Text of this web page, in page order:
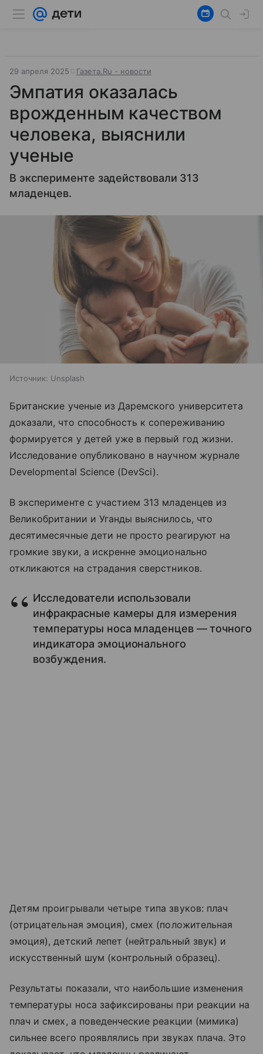
29 апреля 2025 Газета.Ru - новости
Эмпатия оказалась
врожденным качеством
человека, выяснили
ученые
В эксперименте задействовали 313
младенцев.
Источник: Unsplash
Британские ученые из Даремского университета
доказали, что способность к сопереживанию
формируется у детей уже в первый год жизни.
Исследование опубликовано в научном журнале
Developmental Science (DevSci).
В эксперименте с участием 313 младенцев из
Великобритании и Уганды выяснилось, что
десятимесячные дети не просто реагируют на
громкие звуки, а искренне эмоционально
откликаются на страдания сверстников.
Исследователи использовали
инфракрасные камеры для измерения
температуры носа младенцев — точного
индикатора эмоционального
возбуждения.
Детям проигрывали четыре типа звуков: плач
(отрицательная эмоция), смех (положительная
эмоция), детский лепет (нейтральный звук) и
искусственный шум (контрольный образец).
Результаты показали, что наибольшие изменения
температуры носа зафиксированы при реакции на
плач и смех, а поведенческие реакции (мимика)
сильнее всего проявлялись при звуках плача. Это